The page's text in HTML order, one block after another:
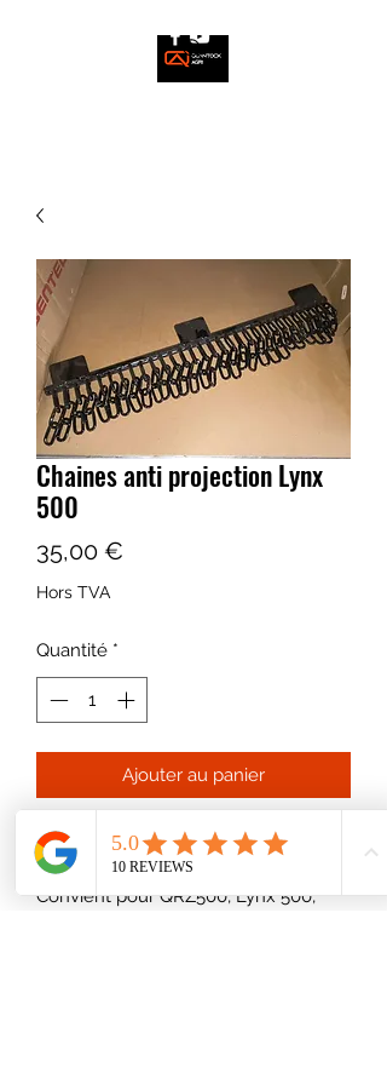
Chaines anti projection Lynx
500
35,00 €
Hors TVA
Quantité *
Ajouter au panier
Chaines anti projection
Montage direct sur plateau de coupe
Convient pour QRZ500, Lynx 500,